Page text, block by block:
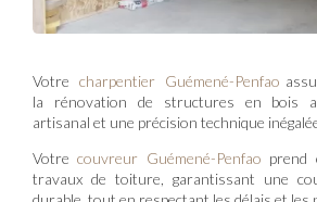
Votre charpentier Guémené-Penfao
la rénovation de structures en bois
artisanal et une précision technique
Votrecouvreur Guémené-Penfao prend
travaux de toiture, garantissant une